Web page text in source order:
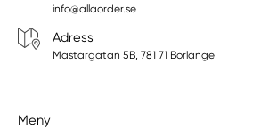
info@allaorder.se
Adress
Mästargatan 5B, 781 71 Borlänge
Meny